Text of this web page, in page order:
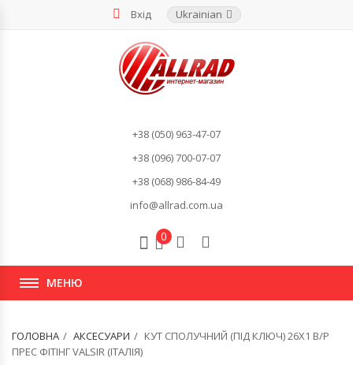
Вхід Ukrainian
+38 (050) 963-47-07
+38 (096) 700-07-07
+38 (068) 986-84-49
info@allrad.com.ua
0
МЕНЮ
ГОЛОВНА АКСЕСУАРИ
КУТ СПОЛУЧНИЙ (ПІД КЛЮЧ) 26Х1 В/Р
ПРЕС ФІТІНГ VALSIR (ІТАЛІЯ)